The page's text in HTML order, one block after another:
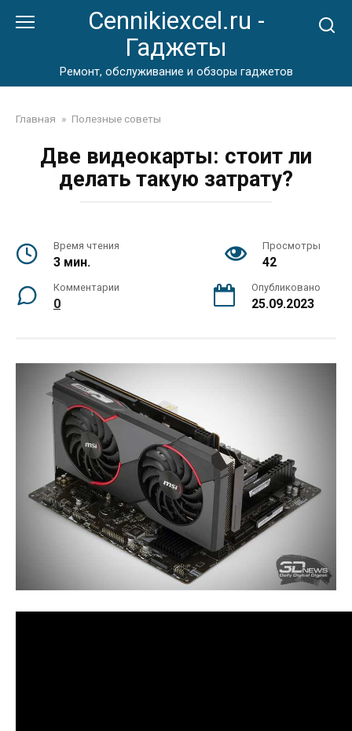
Cennikiexcel.ru -
Гаджеты
Ремонт, обслуживание и обзоры гаджетов
Главная » Полезные советы
Две видеокарты: стоит ли
делать такую затрату?
Время чтения
3 мин.
Просмотры
42
Комментарии
0
Опубликовано
25.09.2023